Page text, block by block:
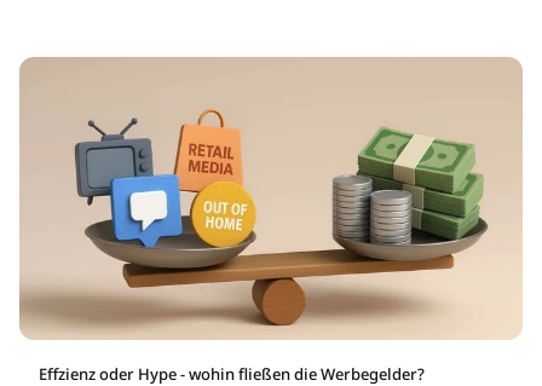
Effzienz oder Hype - wohin fließen die Werbegelder?